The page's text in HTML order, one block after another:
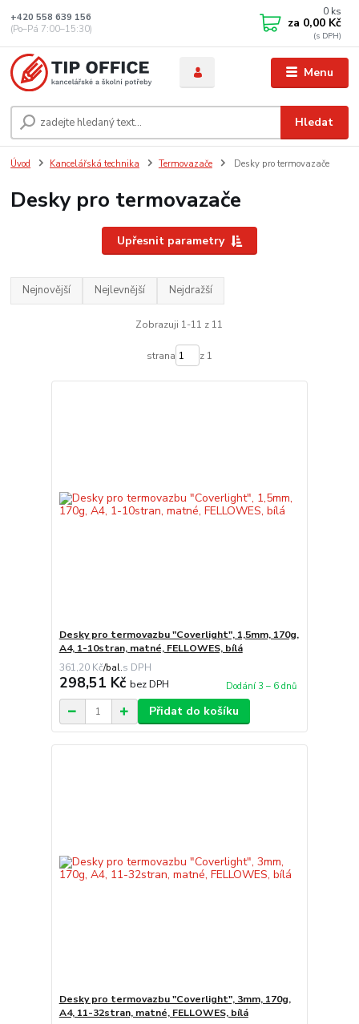
Menu
Hledat
+420 558 639 156
(Po–Pá 7:00–15:30)
0 ks
za 0,00 Kč
Úvod Kancelářská technika Termovazače Desky pro termovazače
Desky pro termovazače
Upřesnit parametry
Nejnovější Nejlevnější Nejdražší
Zobrazuji 1-11 z 11
strana z 1
Desky pro termovazbu "Coverlight", 1,5mm, 170g,
A4, 1-10stran, matné, FELLOWES, bílá
361,20 Kč/bal.
298,51 Kč bez DPH Dodání 3 – 6 dnů
Přidat do košíku
Desky pro termovazbu "Coverlight", 3mm, 170g,
A4, 11-32stran, matné, FELLOWES, bílá